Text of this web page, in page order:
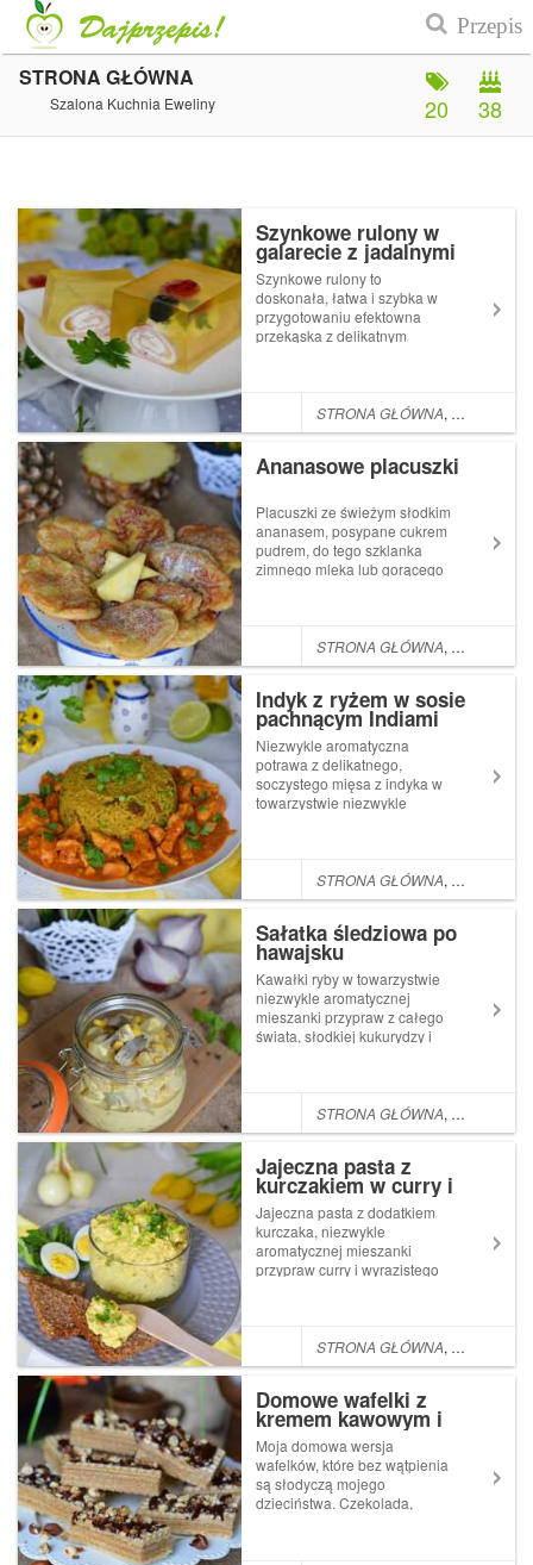
STRONA GŁÓWNA
Szalona Kuchnia Eweliny 38
20
Szynkowe rulony w
galarecie z jadalnymi
biedronkami
Szynkowe rulony to
doskonała, łatwa i szybka w
przygotowaniu efektowna
przekąska z delikatnym
imprezie.Składniki:5 plastrów
szynki konserwowej1l bulionu
STRONA GŁÓWNA,
Ananasowe placuszki
Placuszki ze świeżym słodkim
ananasem, posypane cukrem
pudrem, do tego szklanka
zimnego mleka lub gorącego
mąki pszennej7g suszonych
drożdży2 łyżki cukru pudru1
wanilinowego20...
STRONA GŁÓWNA, POMYSŁ
Indyk z ryżem w sosie
pachnącym Indiami
Niezwykle aromatyczna
potrawa z delikatnego,
soczystego mięsa z indyka w
towarzystwie niezwykle
komponuje się z dobrze
doprawionym sosem na bazie
STRONA GŁÓWNA, POMYSŁ
Sałatka śledziowa po
hawajsku
Kawałki ryby w towarzystwie
niezwykle aromatycznej
mieszanki przypraw z całego
świata, słodkiej kukurydzy i
słodkości.Składniki:700g
płatów śledziowych
czerwona ...
STRONA GŁÓWNA,
Jajeczna pasta z
kurczakiem w curry i
szczypiorkiem
Jajeczna pasta z dodatkiem
kurczaka, niezwykle
aromatycznej mieszanki
przypraw curry i wyrazistego
świetna jako imprezowa
przekąska podana na
STRONA GŁÓWNA, POMYSŁ
Domowe wafelki z
kremem kawowym i
orzechami
Moja domowa wersja
wafelków, które bez wątpienia
są słodyczą mojego
dzieciństwa. Czekolada,